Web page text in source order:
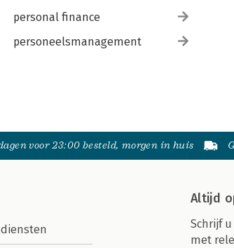
personal finance
personeelsmanagement
voor 23:00 besteld, morgen in huis
Altijd
Schrijf
met